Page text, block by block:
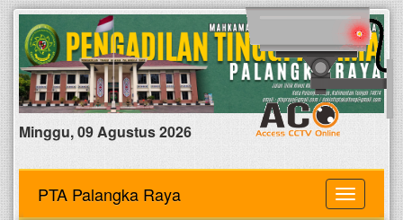
Minggu, 09 Agustus 2026
MENU
PTA Palangka Raya